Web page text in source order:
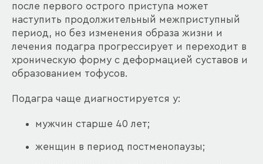
после первого острого приступа может
наступить продолжительный межприступный
период, но без изменения образа жизни и
лечения подагра прогрессирует и переходит в
хроническую форму с деформацией суставов и
образованием тофусов.
Подагра чаще диагностируется у:
мужчин старше 40 лет;
женщин в период постменопаузы;